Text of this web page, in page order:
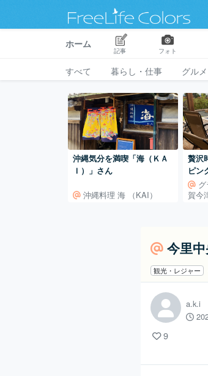
ホーム
記事 フォト
すべて 暮らし・仕事 グル
沖縄気分を満喫「海（ＫＡ
Ｉ）」さん
沖縄料理 海 （KAI）
贅沢
ピン
ジ滋
賀今
今里
観光・レジャー
a.k.i
9